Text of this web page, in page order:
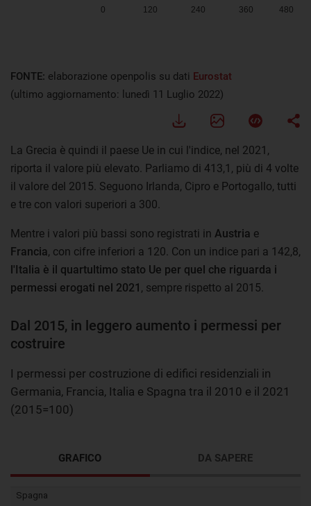
FONTE: elaborazione openpolis su dati Eurostat
(ultimo aggiornamento: lunedì 11 Luglio 2022)
La Grecia è quindi il paese Ue in cui l'indice, nel 2021,
riporta il valore più elevato. Parliamo di 413,1, più di 4 volte
il valore del 2015. Seguono Irlanda, Cipro e Portogallo, tutti
e tre con valori superiori a 300.
Mentre i valori più bassi sono registrati in Austria e
Francia, con cifre inferiori a 120. Con un indice pari a 142,8,
l'Italia è il quartultimo stato Ue per quel che riguarda i
permessi erogati nel 2021 , sempre rispetto al 2015.
Dal 2015, in leggero aumento i permessi per
costruire
I permessi per costruzione di edifici residenziali in
Germania, Francia, Italia e Spagna tra il 2010 e il 2021
(2015=100)
GRAFICO DA SAPERE